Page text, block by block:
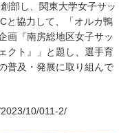
部し、関東大学女子サッ
と協力して、「オルカ鴨
画『南房総地区女子サッ
クト』」と題し、選手育
普及・発展に取り組んで
10/011-2/